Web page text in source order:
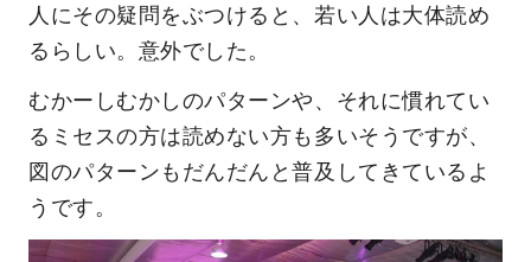
人にその疑問をぶつけると、若い人は大体読め
るらしい。意外でした。
むかーしむかしのパターンや、それに慣れてい
るミセスの方は読めない方も多いそうですが、
図のパターンもだんだんと普及してきているよ
うです。